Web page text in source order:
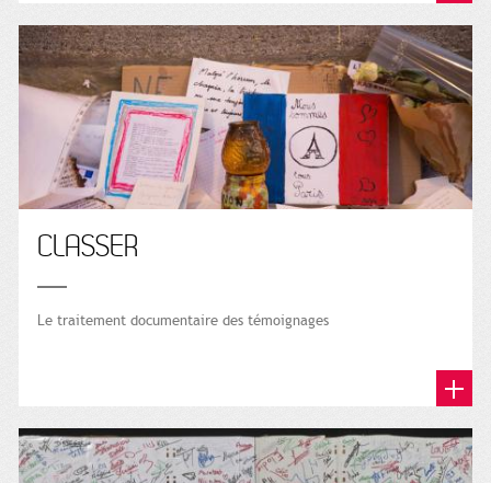
CLASSER
Le traitement documentaire des témoignages